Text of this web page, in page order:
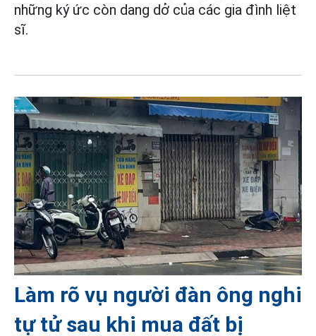
những ký ức còn dang dở của các gia đình liệt
sĩ.
Làm rõ vụ người đàn ông nghi
tự tử sau khi mua đất bị